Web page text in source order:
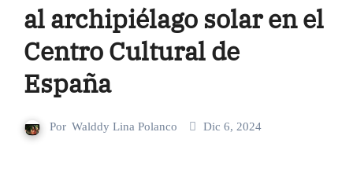
al archipiélago solar en el
Centro Cultural de
España
Por Walddy Lina Polanco Dic 6, 2024